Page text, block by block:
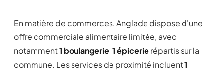
En matière de commerces, Anglade dispose d'une
offre commerciale alimentaire limitée, avec
notamment1 boulangerie,1 épicerierépartis sur la
commune. Les services de proximité incluent1